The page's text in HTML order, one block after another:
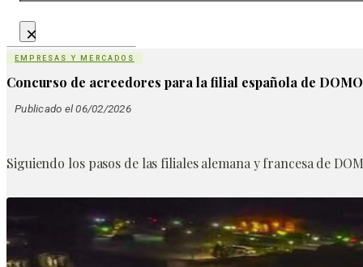
×
EMPRESAS Y MERCADOS
Concurso de acreedores para la filial española de
Publicado el 06/02/2026
Siguiendo los pasos de las filiales alemana y francesa de